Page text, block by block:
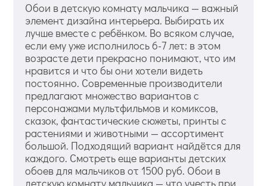
Обои в детскую комнату мальчика — важный
элемент дизайна интерьера. Выбирать их
лучше вместе с ребёнком. Во всяком случае,
если ему уже исполнилось 6-7 лет: в этом
возрасте дети прекрасно понимают, что им
нравится и что бы они хотели видеть
постоянно. Современные производители
предлагают множество вариантов с
персонажами мультфильмов и комиксов,
сказок, фантастические сюжеты, принты с
растениями и животными — ассортимент
большой. Подходящий вариант найдётся для
каждого. Смотреть еще варианты детских
обоев для мальчиков от 1500 руб. Обои в